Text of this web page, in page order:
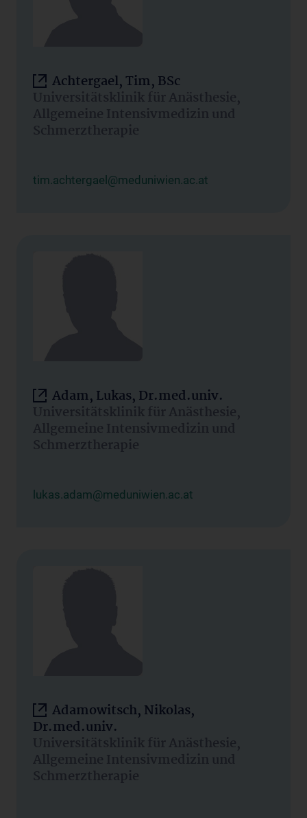
Achtergael, Tim, BSc
Universitätsklinik für Anästhesie,
Allgemeine Intensivmedizin und
Schmerztherapie
tim.achtergael@meduniwien.ac.at
Adam, Lukas, Dr.med.univ.
Universitätsklinik für Anästhesie,
Allgemeine Intensivmedizin und
Schmerztherapie
lukas.adam@meduniwien.ac.at
Adamowitsch, Nikolas,
Dr.med.univ.
Universitätsklinik für Anästhesie,
Allgemeine Intensivmedizin und
Schmerztherapie